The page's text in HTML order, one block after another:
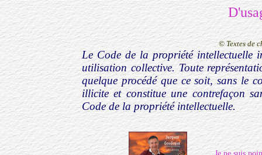
© Textes de
Le Code de la propriété intellectuelle
utilisation collective. Toute
quelque procédé que ce soit, sans le
illicite et constitue une contrefaçon
Code de la propriété intellectuelle.